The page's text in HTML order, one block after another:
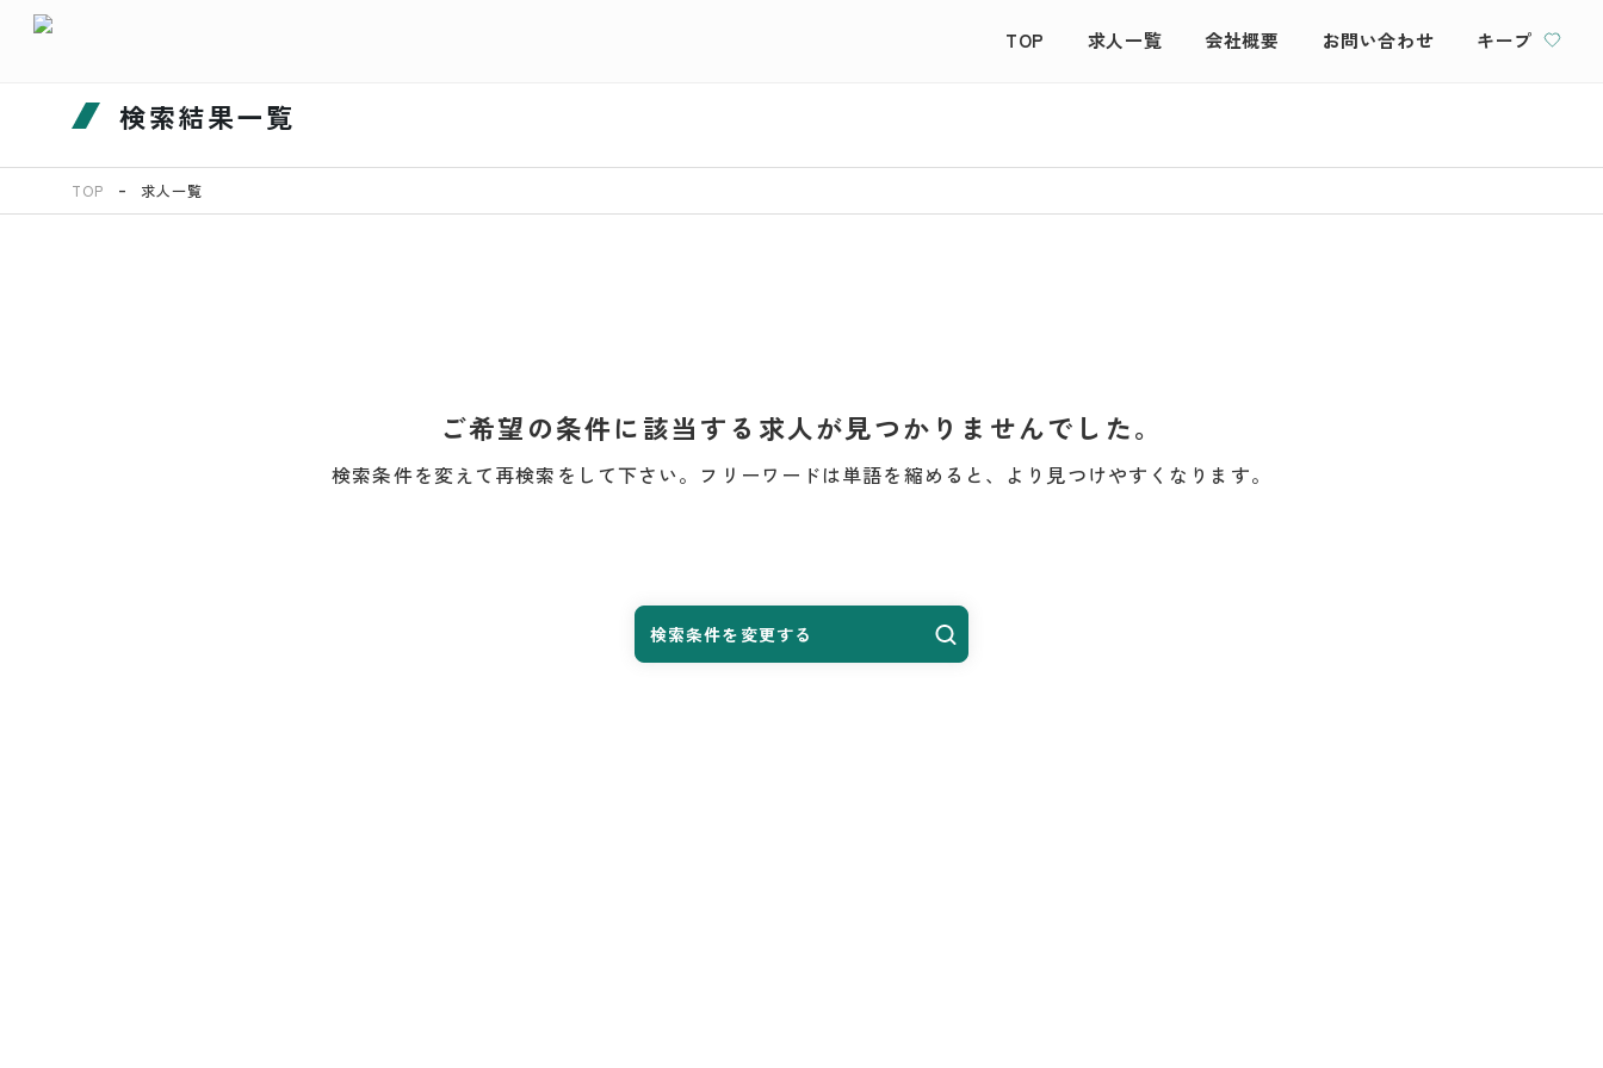
TOP 求人一覧 会社概要 お問い合わせ キープ
検索結果一覧
TOP 求人一覧
ご希望の条件に該当する求人が見つかりませんでした。
検索条件を変えて再検索をして下さい。フリーワードは単語を縮めると、より見つけやすくなります。
検索条件を変更する